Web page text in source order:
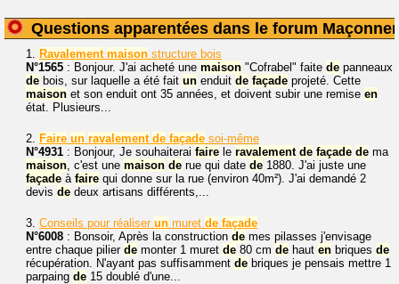
Questions apparentées dans le forum
1. Ravalement maison structure bois
N°1565 : Bonjour. J'ai acheté une maison "Cofrabel" faite de panneaux
de bois, sur laquelle a été fait un enduit de façade projeté. Cette
maison et son enduit ont 35 années, et doivent subir une remise en
état. Plusieurs...
2. Faire un ravalement de façade soi-même
N°4931 : Bonjour, Je souhaiterai faire le ravalement de façade de ma
maison, c'est une maison de rue qui date de 1880. J'ai juste une
façade à faire qui donne sur la rue (environ 40m²). J'ai demandé 2
devis de deux artisans différents,...
3. Conseils pour réaliser un muret de façade
N°6008 : Bonsoir, Après la construction de mes pilasses j'envisage
entre chaque pilier de monter 1 muret de 80 cm de haut en briques de
récupération. N'ayant pas suffisamment de briques je pensais mettre 1
parpaing de 15 doublé d'une...